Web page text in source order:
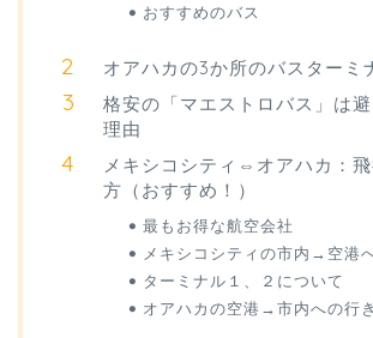
おすすめのバス
オアハカの3か所のバスターミ
格安の「マエストロバス」は
理由
メキシコシティ⇔オアハカ：
方（おすすめ！）
最もお得な航空会社
メキシコシティの市内→空港
ターミナル１、２について
オアハカの空港→市内への行